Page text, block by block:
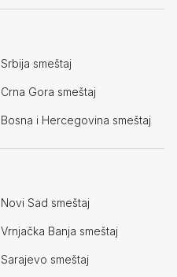
Srbija smeštaj
Crna Gora smeštaj
Bosna i Hercegovina smeštaj
Novi Sad smeštaj
Vrnjačka Banja smeštaj
Sarajevo smeštaj